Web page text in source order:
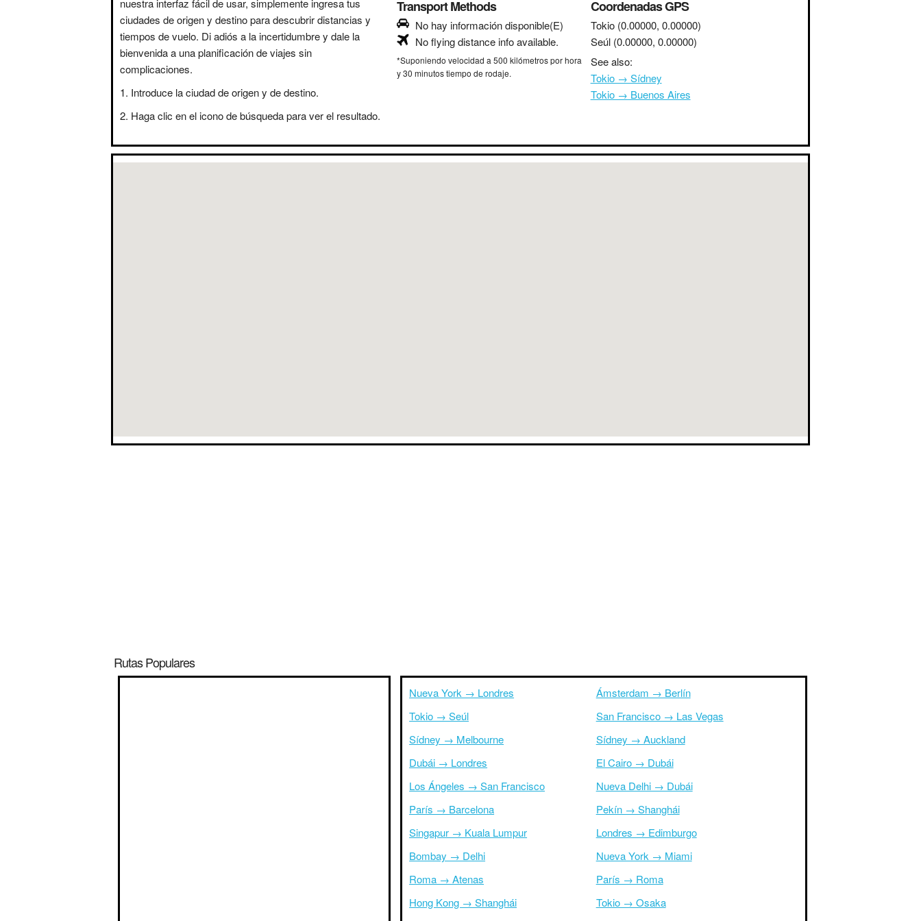
nuestra interfaz fácil de usar, simplemente ingresa tus
ciudades de origen y destino para descubrir distancias y
tiempos de vuelo. Di adiós a la incertidumbre y dale la
bienvenida a una planificación de viajes sin
complicaciones.
Introduce la ciudad de origen y de destino.
Haga clic en el icono de búsqueda para ver el resultado.
Transport Methods
No hay información disponible(E)
No flying distance info available.
*Suponiendo velocidad a 500 kilómetros por hora
y 30 minutos tiempo de rodaje.
Coordenadas GPS
Tokio (0.00000, 0.00000)
Seúl (0.00000, 0.00000)
See also:
Tokio → Sídney
Tokio → Buenos Aires
Rutas Populares
Nueva York → Londres
Tokio → Seúl
Sídney → Melbourne
Dubái → Londres
Los Ángeles → San Francisco
París → Barcelona
Singapur → Kuala Lumpur
Bombay → Delhi
Roma → Atenas
Hong Kong → Shanghái
Ámsterdam → Berlín
San Francisco → Las Vegas
Sídney → Auckland
El Cairo → Dubái
Nueva Delhi → Dubái
Pekín → Shanghái
Londres → Edimburgo
Nueva York → Miami
París → Roma
Tokio → Osaka